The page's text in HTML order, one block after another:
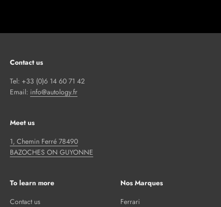
Contact us
Tel: +33 (0)6 14 60 71 42
Email: info@autology.fr
Meet us
1, Chemin Ferré 78490
BAZOCHES ON GUYONNE
To learn more
Contact us
Nos Marques
Ferrari